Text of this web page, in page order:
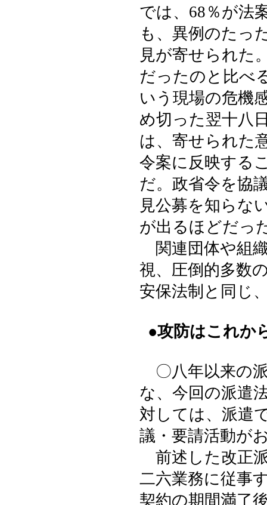
では、68％が法
も、異例のたっ
見が寄せられた
だったのと比べ
いう現場の危機
め切った翌十八
は、寄せられた
令案に反映する
だ。政省令を協
見公募を知らな
が出るほどだっ
関連団体や組
視、圧倒的多数
安保法制と同じ
●攻防はこれか
〇八年以来の
な、今回の派遣
対しては、派遣
議・要請活動が
前述した改正
二六業務に従事
契約の期間満了